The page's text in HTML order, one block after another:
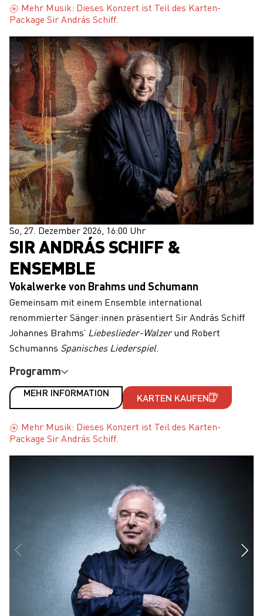
Mehr Musik: Dieses Konzert ist Teil des Karten-
Package Sir András Schiff.
So, 27. Dezember 2026, 16:00 Uhr
SIR ANDRÁS SCHIFF &
ENSEMBLE
Vokalwerke von Brahms und Schumann
Gemeinsam mit einem Ensemble international
renommierter Sänger:innen präsentiert Sir András Schiff
Johannes Brahms’ Liebeslieder-Walzerund Robert
Schumanns Spanisches Liederspiel.
Programm
MEHR INFORMATION KARTEN KAUFEN
Mehr Musik: Dieses Konzert ist Teil des Karten-
Package Sir András Schiff.